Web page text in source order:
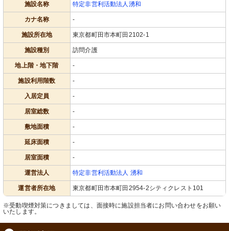
施設名称 特定非営利活動法人湧和
カナ名称 -
施設所在地 東京都町田市本町田2102-1
施設種別 訪問介護
地上階・地下階 -
施設利用階数 -
入居定員 -
居室総数 -
敷地面積 -
延床面積 -
居室面積 -
運営法人 特定非営利活動法人 湧和
運営者所在地 東京都町田市本町田2954-2シティクレスト101
※受動喫煙対策につきましては、面接時に施設担当者にお問い合わせをお願い
いたします。